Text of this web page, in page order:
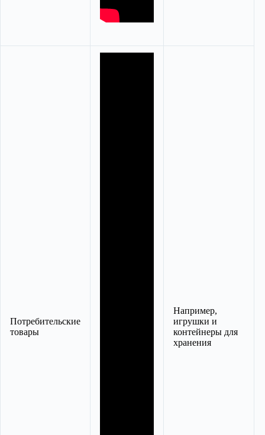
Потребительские
товары
Например,
игрушки и
контейнеры для
хранения